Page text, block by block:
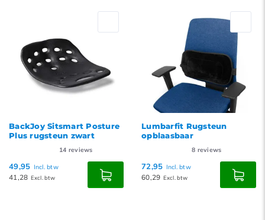
BackJoy Sitsmart Posture
Plus rugsteun zwart
14 reviews
49,95 Incl. btw
41,28 Excl. btw
Lumbarfit Rugsteun
opblaasbaar
8 reviews
72,95 Incl. btw
60,29 Excl. btw